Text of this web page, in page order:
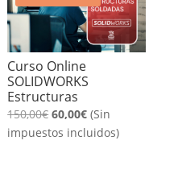
Curso Online
SOLIDWORKS
Estructuras
150,00€ El
precio
60,00€El
precio
(Sin
impuestos incluidos)